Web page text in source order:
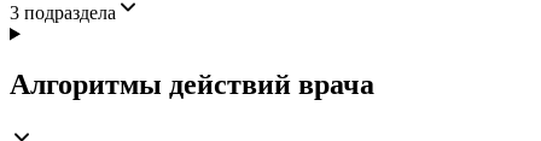
3 подраздела
Алгоритмы действий врача